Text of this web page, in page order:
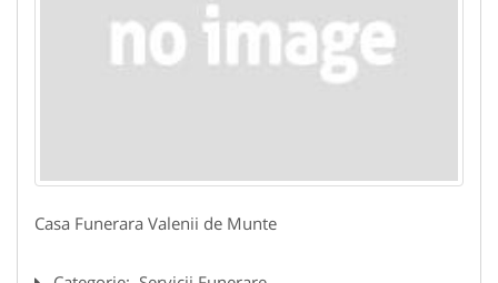
Casa Funerara Valenii de Munte